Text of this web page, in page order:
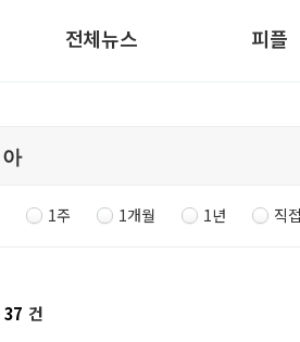
전체뉴스 피플
1주 1개월 1년 직
37 건